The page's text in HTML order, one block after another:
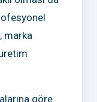
marka
göre